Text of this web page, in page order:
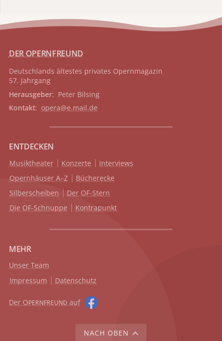
DER OPERNFREUND
Deutschlands ältestes privates Opernmagazin
57. Jahrgang
Herausgeber: Peter Bilsing
Kontakt: opera@e.mail.de
ENTDECKEN
Musiktheater Konzerte
Interviews
Opernhäuser A–Z
Bücherecke
Silberscheiben
Der OF-Stern
Die OF-Schnuppe
Kontrapunkt
MEHR
Unser Team
Impressum
Datenschutz
Der OPERNFREUND auf
NACH OBEN